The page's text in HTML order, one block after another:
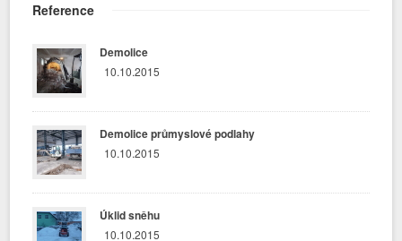
Reference
Demolice
10.10.2015
Demolice průmyslové podlahy
10.10.2015
Úklid sněhu
10.10.2015